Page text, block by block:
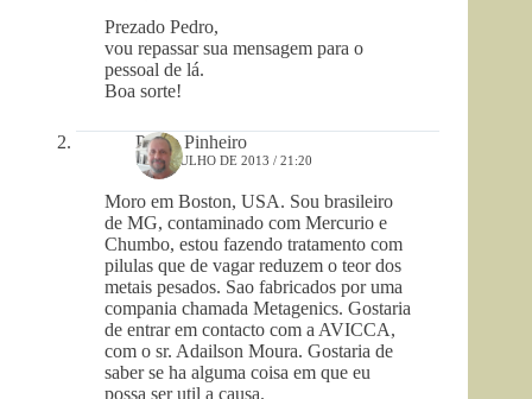
Prezado Pedro,
vou repassar sua mensagem para o
pessoal de lá.
Boa sorte!
Pedro Pinheiro
14 DE JULHO DE 2013 / 21:20
Moro em Boston, USA. Sou brasileiro
de MG, contaminado com Mercurio e
Chumbo, estou fazendo tratamento com
pilulas que de vagar reduzem o teor dos
metais pesados. Sao fabricados por uma
compania chamada Metagenics. Gostaria
de entrar em contacto com a AVICCA,
com o sr. Adailson Moura. Gostaria de
saber se ha alguma coisa em que eu
possa ser util a causa.